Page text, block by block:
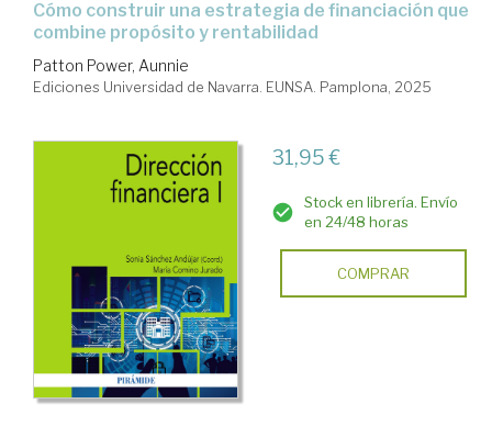
cómo construir una estrategia de financiación que
combine propósito y rentabilidad
Patton Power, Aunnie
Ediciones Universidad de Navarra. EUNSA. Pamplona, 2025
31,95 €
Stock en librería. Envío
en 24/48 horas
COMPRAR